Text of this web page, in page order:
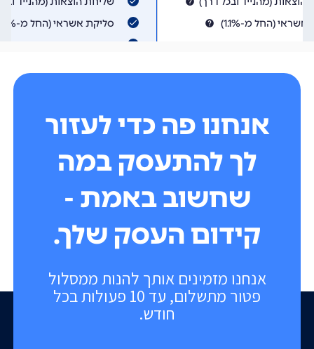
אנחנו מזמינים אותך להנות ממסלול
פטור מתשלום, עד 10 פעולות בכל
חודש.
אנחנו פה כדי לעזור
לך להתעסק במה
שחשוב באמת -
קידום העסק שלך.